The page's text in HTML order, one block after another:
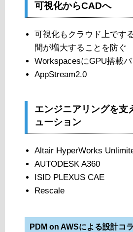
可視化からCADへ
可視化もクラウド上です
間が増大することを防ぐ
WorkspacesにGPU搭載
AppStream2.0
エンジニアリングを支
ューション
Altair HyperWorks
AUTODESK A360
ISID PLEXUS CAE
Rescale
PDM on AWSによる設計コ